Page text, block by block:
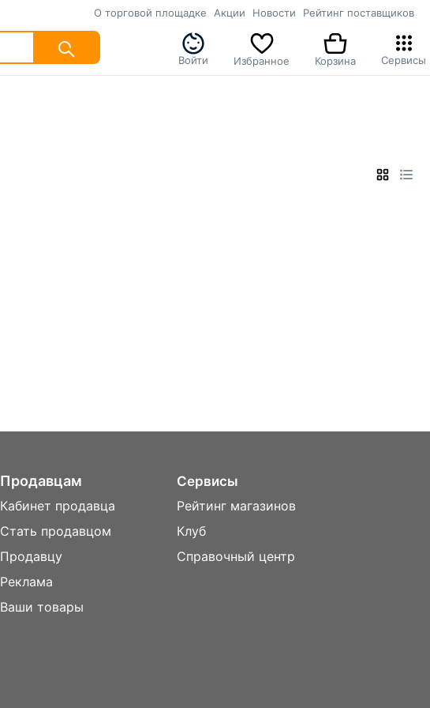
О торговой площадке Акции Новости Рейтинг поставщиков
Войти Избранное Корзина Сервисы
Продавцам
Кабинет продавца
Стать продавцом
Продавцу
Реклама
Ваши товары
Сервисы
Рейтинг магазинов
Клуб
Справочный центр